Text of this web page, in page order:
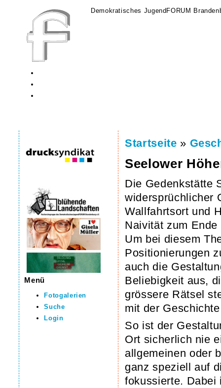
Demokratisches JugendFORUM
Menü
Fotogalerien
Suche
Login
Startseite »
Seelower
Die Gedenkstätte
widersprüchlicher
Wallfahrtsort und
Naivität zum
Um bei diesem
Positionierungen
auch die
Beliebigkeit aus,
grössere Rätsel
mit der
So ist der
Ort sicherlich nie
allgemeinen oder
ganz speziell auf
fokussierte. Dabei